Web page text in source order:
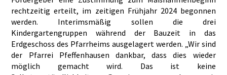
rechtzeitig erteilt, im zeitigen Frühjahr 2024 begonnen
werden. Interimsmäßig sollen die drei
Kindergartengruppen während der Bauzeit in das
Erdgeschoss des Pfarrheims ausgelagert werden. „Wir sind
der Pfarrei Pfeffenhausen dankbar, dass dies wieder
möglich gemacht wird. Das ist keine